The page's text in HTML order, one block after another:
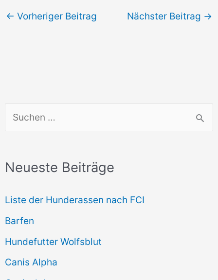
u
h
n
n
a
c
Neueste Beiträge
Liste der Hunderassen nach FCI
Barfen
Hundefutter Wolfsblut
Canis Alpha
← Vorheriger Beitrag Nächster Beitrag →